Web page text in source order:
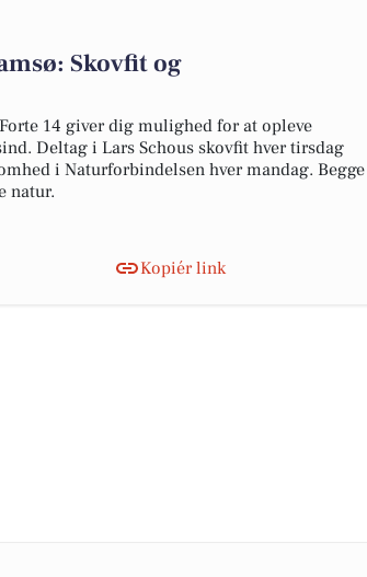
Skovfit og
14 giver dig mulighed for at opleve
Deltag i Lars Schous skovfit hver tirsdag
i Naturforbindelsen hver mandag. Begge
natur.
Kopiér link